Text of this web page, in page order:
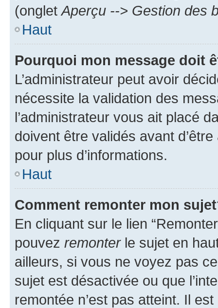
(ongletAperçu --> Gestion des
Haut
Pourquoi mon message doit
L’administrateur peut avoir
nécessite la validation des
l’administrateur vous ait placé
doivent être validés avant
pour plus d’informations.
Haut
Comment remonter mon
En cliquant sur le lien
pouvez remonterle sujet en
ailleurs, si vous ne voyez pas
sujet est désactivée ou que
remontée n’est pas atteint. Il